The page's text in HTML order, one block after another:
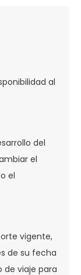
al
del
el
el
vigente,
de su fecha
de viaje para